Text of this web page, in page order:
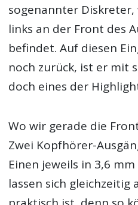
sogenannter Diskreter,
links an der Front des
befindet. Auf diesen
noch zurück, ist er mit
doch eines der
Wo wir gerade die
Zwei Kopfhörer-
Einen jeweils in 3,6
lassen sich gleichzeitig